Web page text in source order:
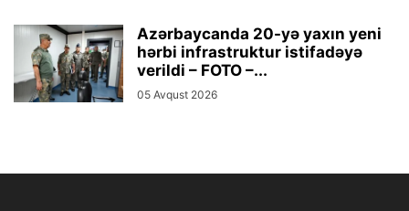
Azərbaycanda 20-yə yaxın yeni
hərbi infrastruktur istifadəyə
verildi – FOTO –...
05 Avqust 2026